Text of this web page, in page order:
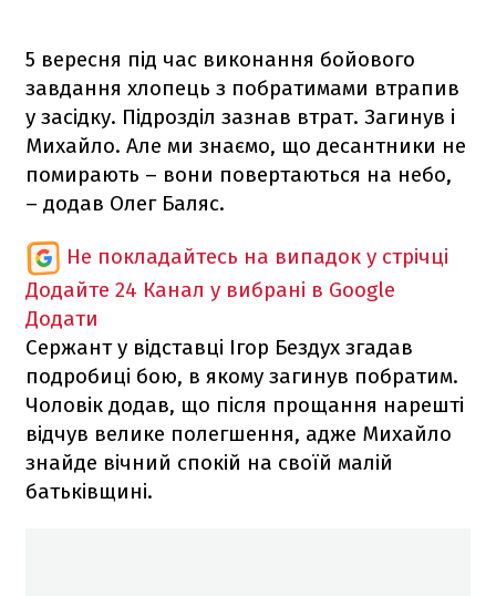
5 вересня під час виконання бойового
завдання хлопець з побратимами втрапив
у засідку. Підрозділ зазнав втрат. Загинув і
Михайло. Але ми знаємо, що десантники не
помирають – вони повертаються на небо,
– додав Олег Баляс.
Не покладайтесь на випадок у стрічці
Додайте 24 Канал у вибрані в Google
Додати
Сержант у відставці Ігор Бездух згадав
подробиці бою, в якому загинув побратим.
Чоловік додав, що після прощання нарешті
відчув велике полегшення, адже Михайло
знайде вічний спокій на своїй малій
батьківщині.